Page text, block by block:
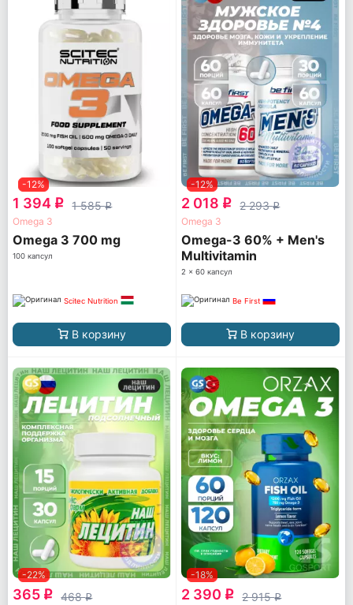
-12%
1 394 q 1 585q
Omega 3
Omega 3 700 mg
100 капсул
Scitec Nutrition
В корзину
-12%
2 018 q 2 293q
Omega 3
Omega-3 60% + Men's
Multivitamin
2 x 60 капсул
Be First
В корзину
-22%
365 q 468q
-18%
2 390 q 2 915q